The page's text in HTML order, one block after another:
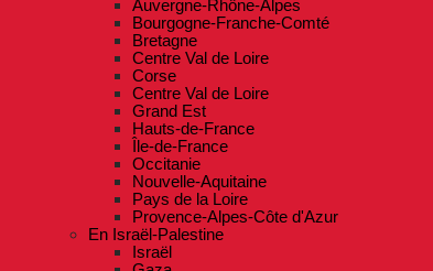
Auvergne-Rhône-Alpes
Bourgogne-Franche-Comté
Bretagne
Centre Val de Loire
Corse
Centre Val de Loire
Grand Est
Hauts-de-France
Île-de-France
Occitanie
Nouvelle-Aquitaine
Pays de la Loire
Provence-Alpes-Côte d'Azur
En Israël-Palestine
Israël